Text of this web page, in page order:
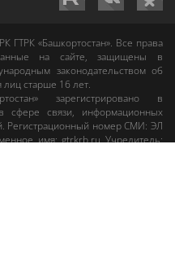
ГТРК «Башкортостан». Все права
на сайте, защищены в
законодательством об
лиц старше 16 лет.
зарегистрировано в
связи, информационных
Регистрационный номер СМИ: ЭЛ
имя:gtrkrb.ruУчредитель: